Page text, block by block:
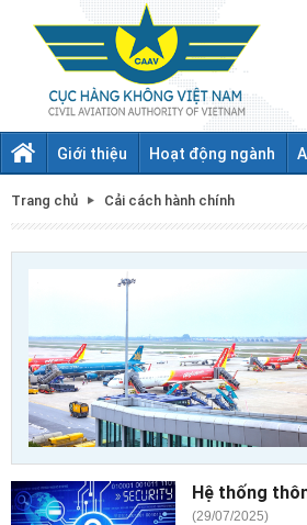
Giới thiệu Hoạt động ngành
Trang chủ Cải cách hành chính
Hệ thống
(29/07/2025)